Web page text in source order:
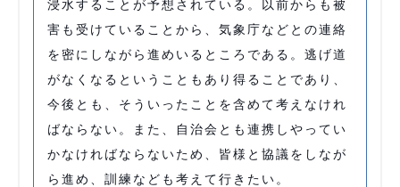
浸水することが予想されている。以前からも被
害も受けていることから、気象庁などとの連絡
を密にしながら進めいるところである。逃げ道
がなくなるということもあり得ることであり、
今後とも、そういったことを含めて考えなけれ
ばならない。また、自治会とも連携しやってい
かなければならないため、皆様と協議をしなが
ら進め、訓練なども考えて行きたい。